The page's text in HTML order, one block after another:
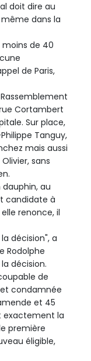
doit dire au
même dans la
de 40
de Paris,
Cortambert
Sur place,
Tanguy,
mais aussi
sans
dauphin, au
candidate à
renonce, il
décision", a
Rodolphe
décision.
de
condamnée
et 45
exactement la
première
éligible,